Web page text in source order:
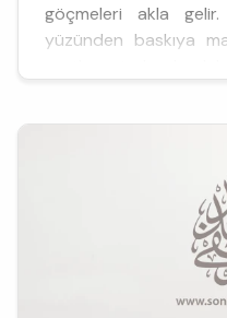
göçmeleri akla gelir.
yüzünden baskıya